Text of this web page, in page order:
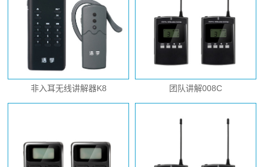
非入耳无线讲解器K8 团队讲解008C